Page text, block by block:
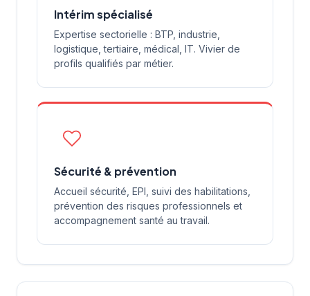
Intérim spécialisé
Expertise sectorielle : BTP, industrie,
logistique, tertiaire, médical, IT. Vivier de
profils qualifiés par métier.
Sécurité & prévention
Accueil sécurité, EPI, suivi des habilitations,
prévention des risques professionnels et
accompagnement santé au travail.